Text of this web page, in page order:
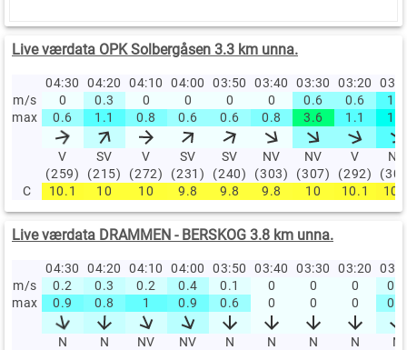
Live værdata OPK Solbergåsen 3.3 km unna.
04:30 04:20 04:10 04:00 03:50 03:40 03:30 03:20
m/s
0 0.3 0 0 0 0 0.6 0.6
1.1
max
0.6 1.1 0.8 0.6 0.6 0.8 3.6 1.1 1.9
V
(259)
SV
(215)
V
(272)
SV
(231)
SV
(240)
NV
(303)
NV
(307)
V
(292)
NV
C
10.1 10 10 9.8 9.8 9.8 10 10.1
Live værdata DRAMMEN - BERSKOG 3.8 km unna.
04:30 04:20 04:10 04:00 03:50 03:40 03:30 03:20
m/s
0.2 0.3 0.2 0.4 0.1 0 0 0
0.2
max
0.9 0.8 1 0.9 0.6 0 0 0 0.6
N
N
NV
NV
N
N
N
N
N